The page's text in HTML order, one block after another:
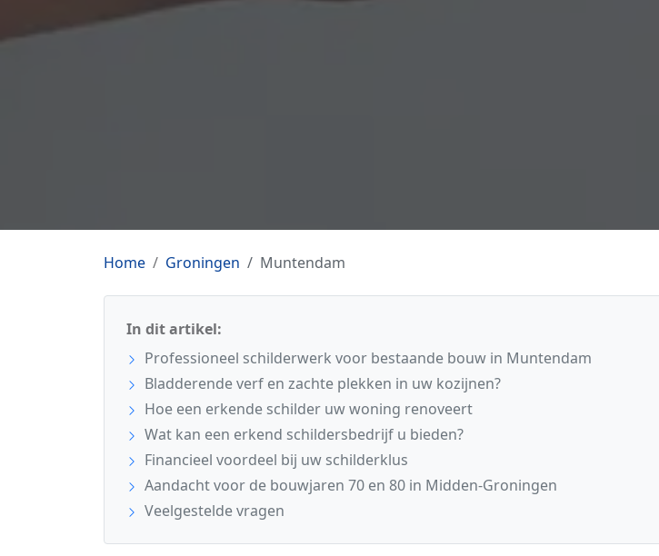
Home Groningen Muntendam
In dit artikel:
Professioneel schilderwerk voor bestaande bouw in Muntendam
Bladderende verf en zachte plekken in uw kozijnen?
Hoe een erkende schilder uw woning renoveert
Wat kan een erkend schildersbedrijf u bieden?
Financieel voordeel bij uw schilderklus
Aandacht voor de bouwjaren 70 en 80 in Midden-Groningen
Veelgestelde vragen